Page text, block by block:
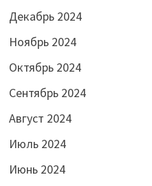
Декабрь 2024
Ноябрь 2024
Октябрь 2024
Сентябрь 2024
Август 2024
Июль 2024
Июнь 2024